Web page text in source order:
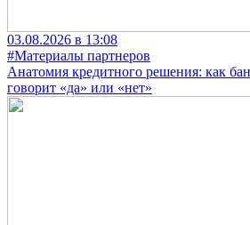
03.08.2026 в 13:08
#Материалы партнеров
Анатомия кредитного решения: как
говорит «да» или «нет»